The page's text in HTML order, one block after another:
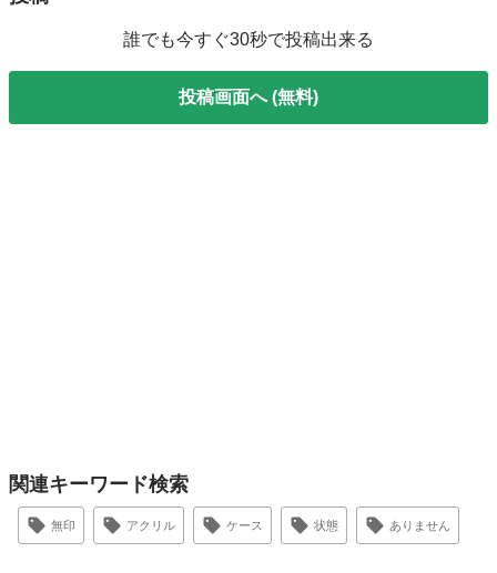
誰でも今すぐ30秒で投稿出来る
投稿画面へ (無料)
関連キーワード検索
無印 アクリル ケース 状態 ありません